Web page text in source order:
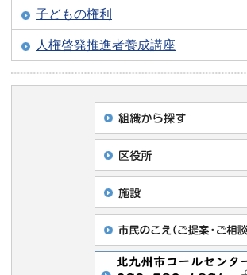
子どもの権利
人権啓発推進者養成講座